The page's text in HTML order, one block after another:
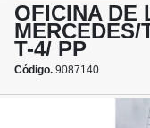
OFICINA DE
MERCEDES/
T-4/ PP
Código. 9087140